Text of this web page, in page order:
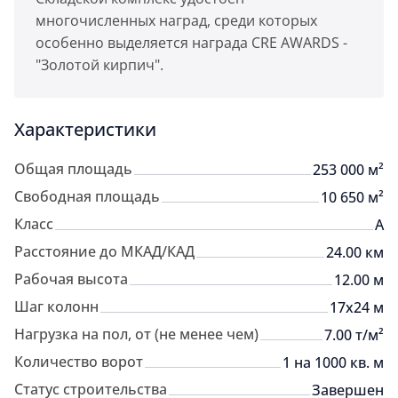
многочисленных наград, среди которых
особенно выделяется награда CRE AWARDS -
"Золотой кирпич".
Характеристики
Общая площадь
253 000 м²
Свободная площадь
10 650 м²
Класс
A
Расстояние до МКАД/КАД
24.00 км
Рабочая высота
12.00 м
Шаг колонн
17x24 м
Нагрузка на пол, от (не менее чем)
7.00 т/м²
Количество ворот
1 на 1000 кв. м
Статус строительства
Завершен